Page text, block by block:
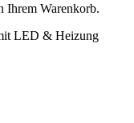
Ihrem Warenkorb.
LED & Heizung